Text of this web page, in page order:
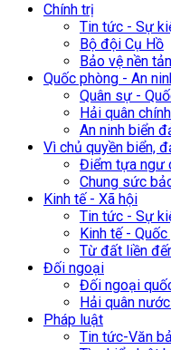
Chính trị
Tin tức - Sự
Bộ đội Cụ Hồ
Bảo vệ nền
Quốc phòng - An
Quân sự -
Hải quân
An ninh biển
Vì chủ quyền biển,
Điểm tựa ngư
Chung sức
Kinh tế - Xã hội
Tin tức - Sự
Kinh tế -
Từ đất liền
Đối ngoại
Đối ngoại
Hải quân
Pháp luật
Tin tức-Văn